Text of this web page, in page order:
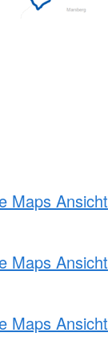
Maps Ansicht
Maps Ansicht
Maps Ansicht